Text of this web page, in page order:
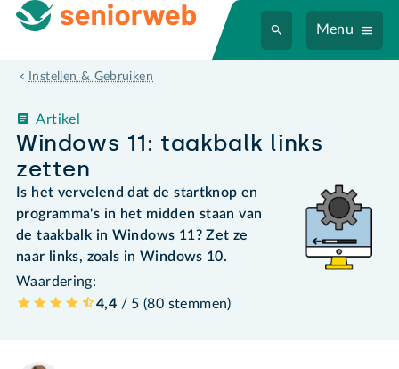
Menu
Instellen & Gebruiken
Windows 11: taakbalk links
zetten
Artikel
Is het vervelend dat de startknop en
programma's in het midden staan van
de taakbalk in Windows 11? Zet ze
naar links, zoals in Windows 10.
Waardering:
4,4 / 5 (80 stemmen)